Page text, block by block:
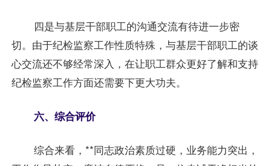
四是与基层干部职工的沟通交流有待进一步密
切。由于纪检监察工作性质特殊，与基层干部职工的谈
心交流还不够经常深入，在让职工群众更好了解和支持
纪检监察工作方面还需要下更大功夫。
六、综合评价
综合来看，**同志政治素质过硬，业务能力突出，